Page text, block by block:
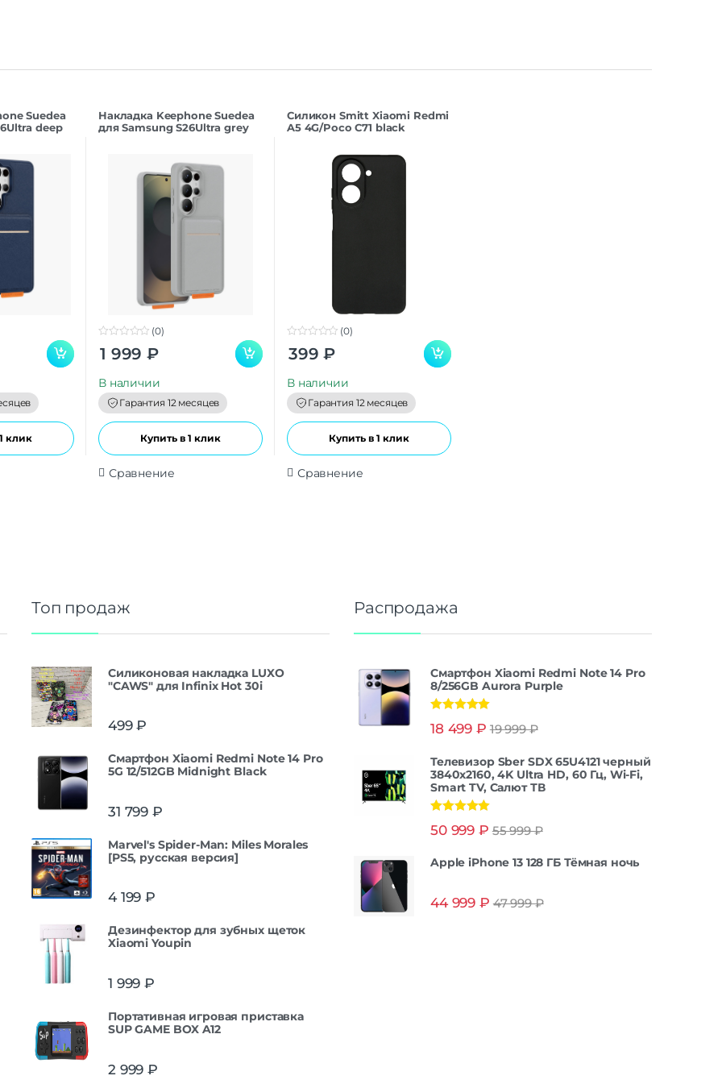
Suedea
deep
клик
Накладка Keephone Suedea
для Samsung S26Ultra grey
o
(0)
1 999 ₽
В наличии
Гарантия 12 месяцев
Купить в 1 клик
Сравнение
Силикон Smitt Xiaomi Redmi
A5 4G/Poco C71 black
o
o
(0)
399 ₽
В наличии
Гарантия 12 месяцев
Купить в 1 клик
Сравнение
Топ продаж
Силиконовая накладка LUXO
"CAWS" для Infinix Hot 30i
499₽
Смартфон Xiaomi Redmi Note 14 Pro
5G 12/512GB Midnight Black
31 799 ₽
Marvel's Spider-Man: Miles Morales
[PS5, русская версия]
4 199 ₽
Дезинфектор для зубных щеток
Xiaomi Youpin
1 999 ₽
Портативная игровая приставка
SUP GAME BOX A12
2 999 ₽
Распродажа
Смартфон Xiaomi Redmi Note 14 Pro
8/256GB Aurora Purple
из 5
18 499 ₽ 19 999₽
Телевизор Sber SDX 65U4121 черный
3840x2160, 4K Ultra HD, 60 Гц, Wi-Fi,
Smart TV, Салют ТВ
из 5
50 999 ₽ 55 999₽
Apple iPhone 13 128 ГБ Тёмная ночь
44 999 ₽ 47 999₽